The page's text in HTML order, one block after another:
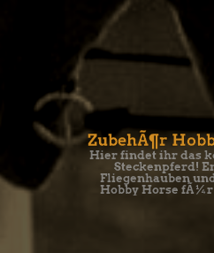
ZubehÃ¶r
Hier findet ihr das
Steckenpferd!
Fliegenhauben
Hobby Horse fÃ¼r
Auftritt